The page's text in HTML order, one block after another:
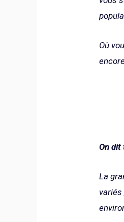
Où
On dit
La
variés